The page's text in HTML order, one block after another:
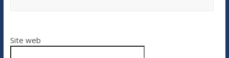
Site web